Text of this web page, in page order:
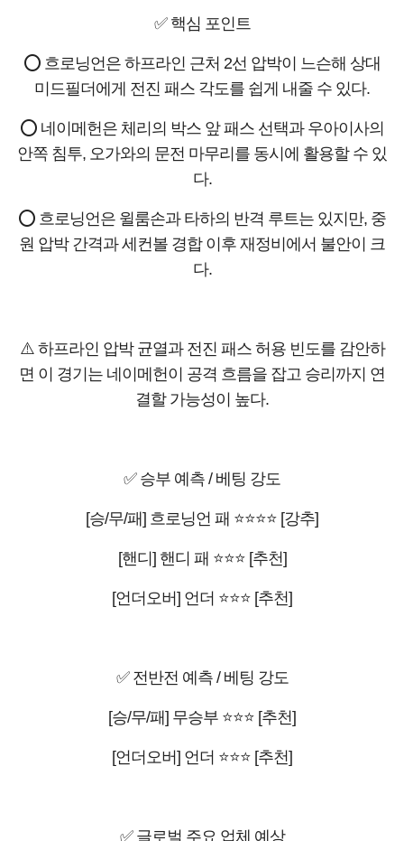
✅ 핵심 포인트
⭕ 흐로닝언은 하프라인 근처 2선 압박이 느슨해 상대
미드필더에게 전진 패스 각도를 쉽게 내줄 수 있다.
⭕ 네이메헌은 체리의 박스 앞 패스 선택과 우아이사의
안쪽 침투, 오가와의 문전 마무리를 동시에 활용할 수 있
다.
⭕ 흐로닝언은 윌룸손과 타하의 반격 루트는 있지만, 중
원 압박 간격과 세컨볼 경합 이후 재정비에서 불안이 크
다.
⚠️ 하프라인 압박 균열과 전진 패스 허용 빈도를 감안하
면 이 경기는 네이메헌이 공격 흐름을 잡고 승리까지 연
결할 가능성이 높다.
✅ 승부 예측 / 베팅 강도
[승/무/패] 흐로닝언 패 ⭐⭐⭐⭐ [강추]
[핸디] 핸디 패 ⭐⭐⭐ [추천]
[언더오버] 언더 ⭐⭐⭐ [추천]
✅ 전반전 예측 / 베팅 강도
[승/무/패] 무승부 ⭐⭐⭐ [추천]
[언더오버] 언더 ⭐⭐⭐ [추천]
✅ 글로벌 주요 업체 예상